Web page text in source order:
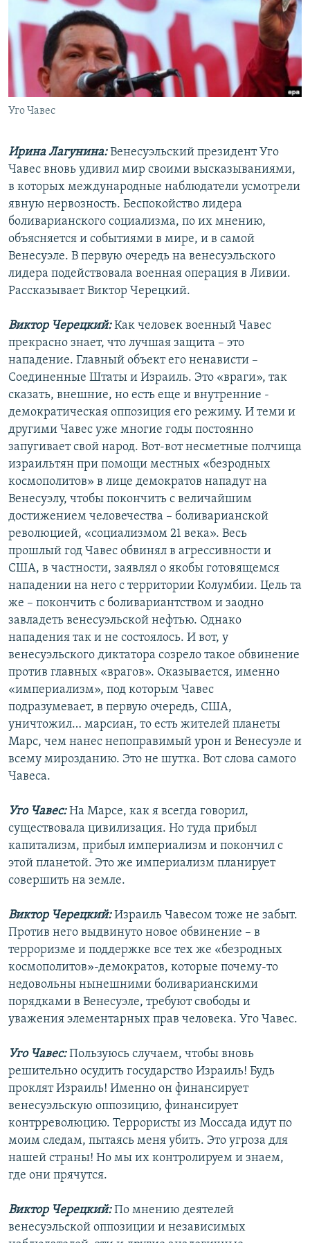
РАСПИСАНИЕ ВЕЩАНИЯ
ПОДПИШИТЕСЬ НА РАССЫЛКУ
СОЦИАЛЬНЫЕ СЕТИ
Все сайты РСЕ/РС
Уго Чавес
Ирина Лагунина:Венесуэльский президент Уго
Чавес вновь удивил мир своими высказываниями,
в которых международные наблюдатели усмотрели
явную нервозность. Беспокойство лидера
боливарианского социализма, по их мнению,
объясняется и событиями в мире, и в самой
Венесуэле. В первую очередь на венесуэльского
лидера подействовала военная операция в Ливии.
Рассказывает Виктор Черецкий.
Виктор Черецкий:Как человек военный Чавес
прекрасно знает, что лучшая защита – это
нападение. Главный объект его ненависти –
Соединенные Штаты и Израиль. Это «враги», так
сказать, внешние, но есть еще и внутренние -
демократическая оппозиция его режиму. И теми и
другими Чавес уже многие годы постоянно
запугивает свой народ. Вот-вот несметные полчища
израильтян при помощи местных «безродных
космополитов» в лице демократов нападут на
Венесуэлу, чтобы покончить с величайшим
достижением человечества – боливарианской
революцией, «социализмом 21 века». Весь
прошлый год Чавес обвинял в агрессивности и
США, в частности, заявлял о якобы готовящемся
нападении на него с территории Колумбии. Цель та
же – покончить с боливариантством и заодно
завладеть венесуэльской нефтью. Однако
нападения так и не состоялось. И вот, у
венесуэльского диктатора созрело такое обвинение
против главных «врагов». Оказывается, именно
«империализм», под которым Чавес
подразумевает, в первую очередь, США,
уничтожил… марсиан, то есть жителей планеты
Марс, чем нанес непоправимый урон и Венесуэле и
всему мирозданию. Это не шутка. Вот слова самого
Чавеса.
Уго Чавес:На Марсе, как я всегда говорил,
существовала цивилизация. Но туда прибыл
капитализм, прибыл империализм и покончил с
этой планетой. Это же империализм планирует
совершить на земле.
Виктор Черецкий:Израиль Чавесом тоже не забыт.
Против него выдвинуто новое обвинение – в
терроризме и поддержке все тех же «безродных
космополитов»-демократов, которые почему-то
недовольны нынешними боливарианскими
порядками в Венесуэле, требуют свободы и
уважения элементарных прав человека. Уго Чавес.
Уго Чавес:Пользуюсь случаем, чтобы вновь
решительно осудить государство Израиль! Будь
проклят Израиль! Именно он финансирует
венесуэльскую оппозицию, финансирует
контрреволюцию. Террористы из Моссада идут по
моим следам, пытаясь меня убить. Это угроза для
нашей страны! Но мы их контролируем и знаем,
где они прячутся.
Виктор Черецкий:По мнению деятелей
венесуэльской оппозиции и независимых